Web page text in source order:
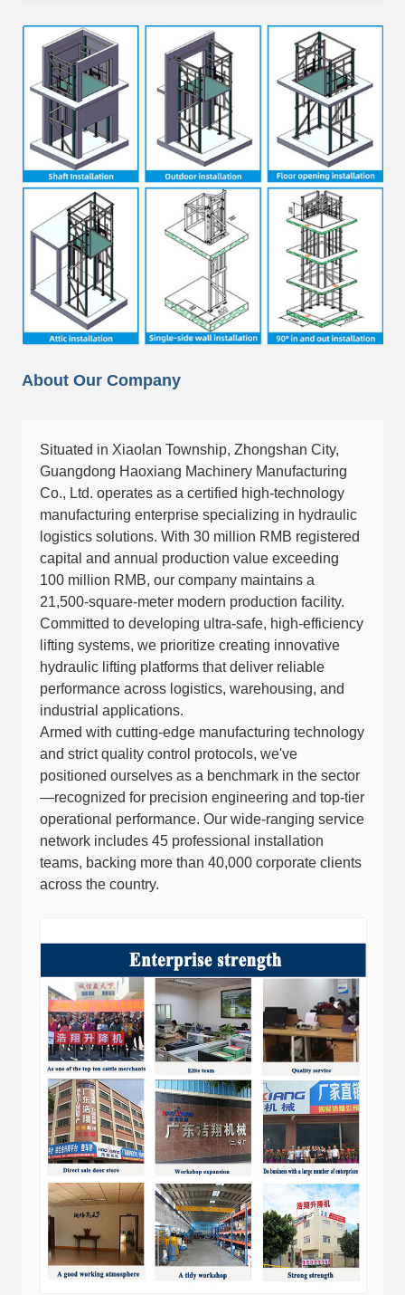
About Our Company
Situated in Xiaolan Township, Zhongshan City,
Guangdong Haoxiang Machinery Manufacturing
Co., Ltd. operates as a certified high-technology
manufacturing enterprise specializing in hydraulic
logistics solutions. With 30 million RMB registered
capital and annual production value exceeding
100 million RMB, our company maintains a
21,500-square-meter modern production facility.
Committed to developing ultra-safe, high-efficiency
lifting systems, we prioritize creating innovative
hydraulic lifting platforms that deliver reliable
performance across logistics, warehousing, and
industrial applications.
Armed with cutting-edge manufacturing technology
and strict quality control protocols, we've
positioned ourselves as a benchmark in the sector
—recognized for precision engineering and top-tier
operational performance. Our wide-ranging service
network includes 45 professional installation
teams, backing more than 40,000 corporate clients
across the country.